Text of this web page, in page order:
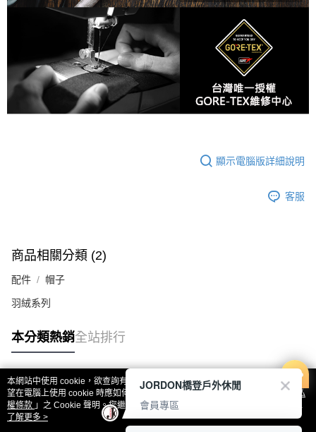
顯示電腦版詳細說明
客服
商品相關分類 (2)
配件 帽子
羽絨系列
本分類熱銷全站排行
熱門標籤
本網站中使用 cookie，欲查詢有關本網站使用 cookie 方式之詳情，及若您不希
望在電腦上使用 cookie 時應如何變更電腦的 cookie 設定，請參閱本網站「
隱私
權條款 」之 Cookie 聲明。您繼續使用本網站即表示您同意本公司得按本網站使
用條款之 Cookie 聲明使用 cookie。
了解更多 >
JORDON橋登戶外休閒
會員專區